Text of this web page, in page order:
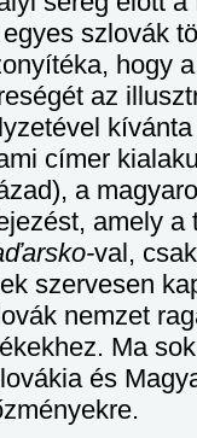
szlovák
hogy
az
címer
a
amely a
val,
szervesen
nemzet
Ma
és